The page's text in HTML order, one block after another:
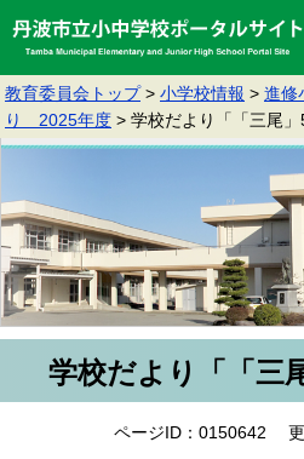
教育委員会トップ > 小学校情報 > 進修
り 2025年度 > 学校だより「「三尾
学校だより「「三
ページID：0150642